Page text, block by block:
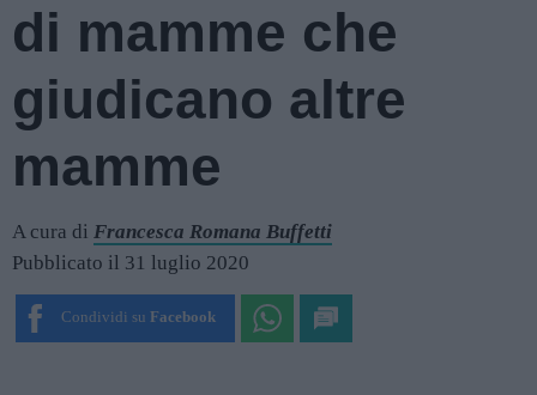
di mamme che
giudicano altre
mamme
A cura di Francesca Romana Buffetti
Pubblicato il 31 luglio 2020
Condividi su Facebook